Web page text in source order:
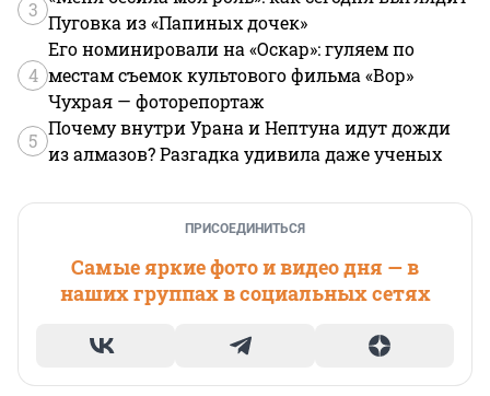
3
Пуговка из «Папиных дочек»
4
Его номинировали на «Оскар»: гуляем по
местам съемок культового фильма «Вор»
Чухрая — фоторепортаж
5
Почему внутри Урана и Нептуна идут дожди
из алмазов? Разгадка удивила даже ученых
ПРИСОЕДИНИТЬСЯ
Самые яркие фото и видео дня — в
наших группах в социальных сетях